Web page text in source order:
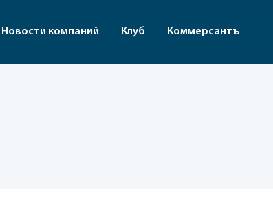
Новости компаний Клуб Коммерсантъ